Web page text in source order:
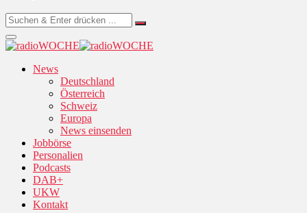
News
Deutschland
Österreich
Schweiz
Europa
News einsenden
Jobbörse
Personalien
Podcasts
DAB+
UKW
Kontakt